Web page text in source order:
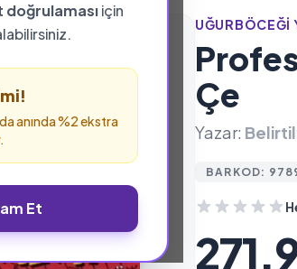
için
anında %2 ekstra
Et
UĞURBÖCEĞI
Çe
Yazar:
BARKOD: